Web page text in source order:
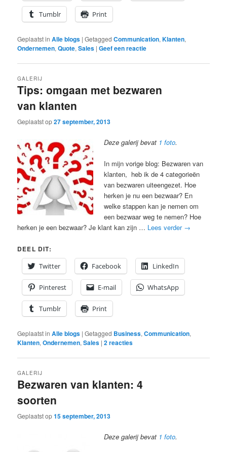
Tumblr Print
Geplaatst in Alle blogs |Getagged Communication,Klanten,
Ondernemen,Quote,Sales |Geef een reactie
Tips: omgaan met bezwaren
van klanten
GALERIJ
Geplaatst op27 september, 2013
Deze galerij bevat 1 foto.
In mijn vorige blog: Bezwaren van
klanten, heb ik de 4 categorieën
van bezwaren uiteengezet. Hoe
herken je nu een bezwaar? En
welke stappen kan je nemen om
een bezwaar weg te nemen? Hoe
herken je een bezwaar? Je klant kan zijn … Lees verder →
DEEL DIT:
Twitter
Facebook LinkedIn
Pinterest E-mail WhatsApp
Tumblr Print
Geplaatst in Alle blogs |Getagged Business,Communication,
Klanten,Ondernemen,Sales |2reacties
Bezwaren van klanten: 4
soorten
GALERIJ
Geplaatst op15 september, 2013
Deze galerij bevat 1 foto.